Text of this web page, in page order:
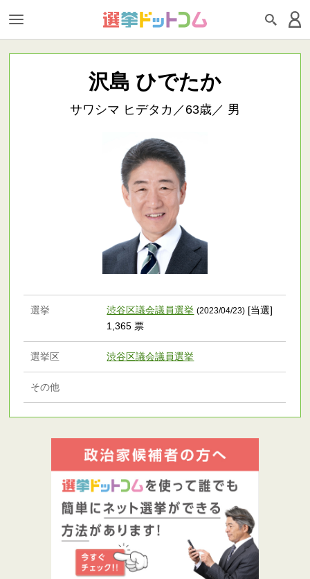
沢島 ひでたか
サワシマ ヒデタカ／63歳／ 男
選挙 渋谷区議会議員選挙 (2023/04/23) [当選]
1,365 票
選挙区 渋谷区議会議員選挙
その他